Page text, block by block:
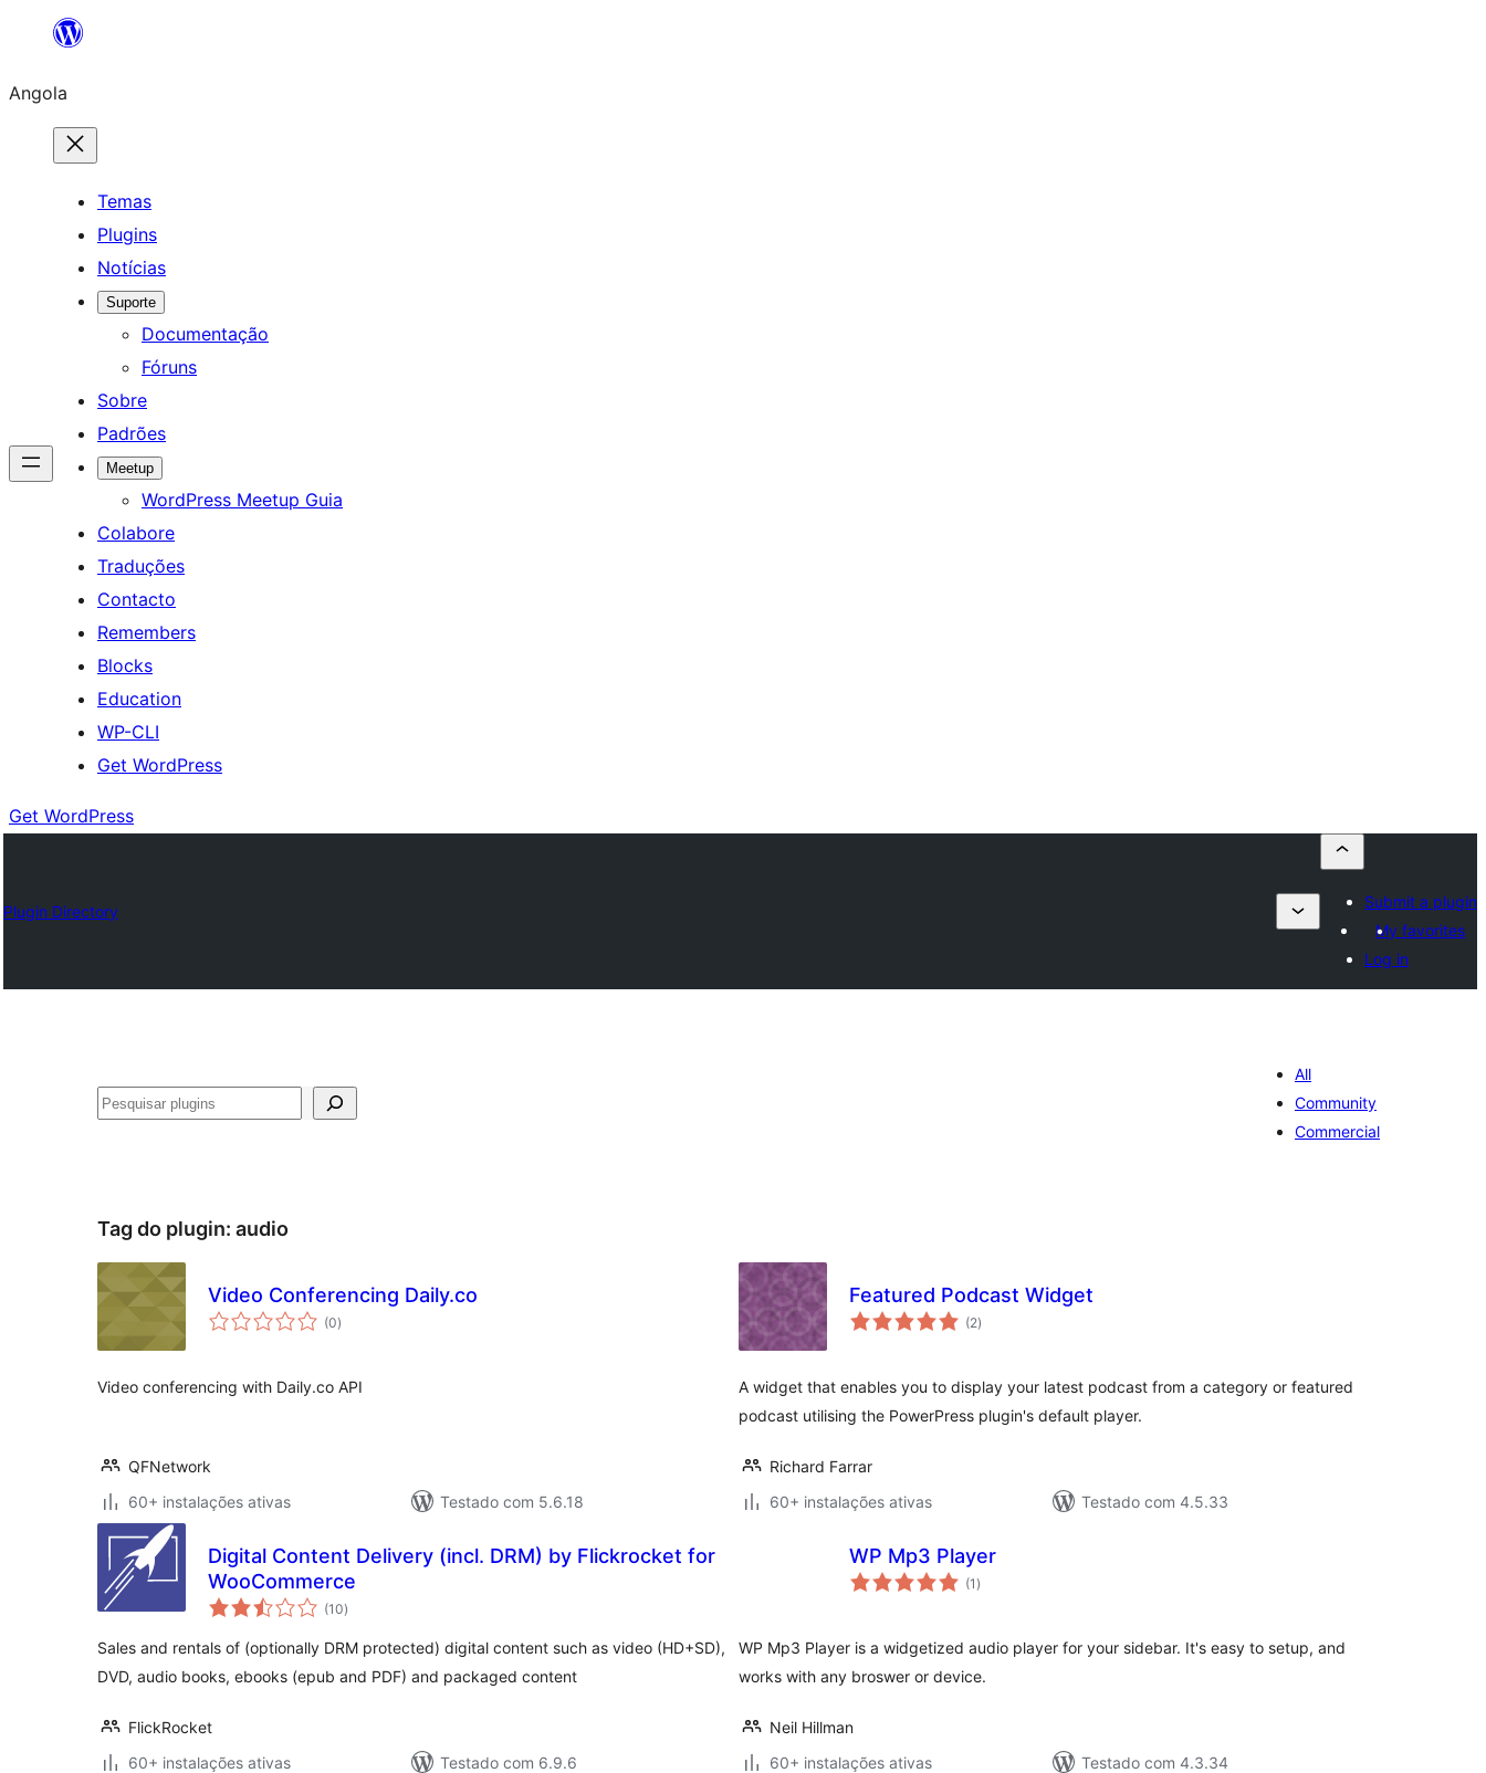
Saltar
o
conteúdo
Angola
Temas
Plugins
Notícias
Suporte
Documentação
Fóruns
Sobre
Padrões
Meetup
WordPress Meetup Guia
Colabore
Traduções
Contacto
Remembers
Blocks
Education
WP-CLI
Get WordPress
Get WordPress
Plugin Directory
Submit a plugin
My favorites
Log in
Pesquisar
All
Community
Commercial
Tag do plugin: audio
Video Conferencing Daily.co
(0avaliações
totais
)
Video conferencing with Daily.co API
QFNetwork
60+ instalações ativas
Testado com 5.6.18
Featured Podcast Widget
(2avaliações
totais
)
A widget that enables you to display your latest podcast from a category or featured
podcast utilising the PowerPress plugin's default player.
Richard Farrar
60+ instalações ativas
Testado com 4.5.33
Digital Content Delivery (incl. DRM) by Flickrocket for
WooCommerce
(10avaliações
totais
)
Sales and rentals of (optionally DRM protected) digital content such as video (HD+SD),
DVD, audio books, ebooks (epub and PDF) and packaged content
FlickRocket
60+ instalações ativas
Testado com 6.9.6
WP Mp3 Player
(1 avaliações
totais
)
WP Mp3 Player is a widgetized audio player for your sidebar. It's easy to setup, and
works with any broswer or device.
Neil Hillman
60+ instalações ativas
Testado com 4.3.34